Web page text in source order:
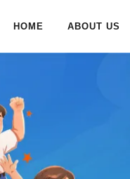
HOME ABOUT US